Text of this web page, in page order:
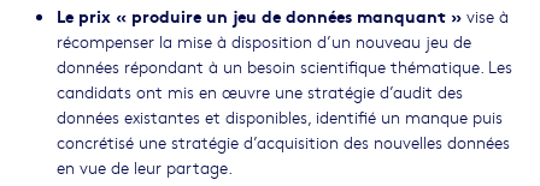
Le prix « produireun jeu de données manquant » vise à
récompenser la mise à disposition d’un nouveau jeu de
données répondant à un besoin scientifique thématique. Les
candidats ont mis en œuvre une stratégie d’audit des
données existantes et disponibles, identifié un manque puis
concrétisé une stratégie d’acquisition des nouvelles données
en vue de leur partage.